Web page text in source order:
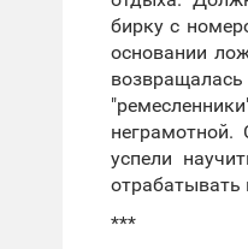
бирку с
основании
успели
отрабатывать
***